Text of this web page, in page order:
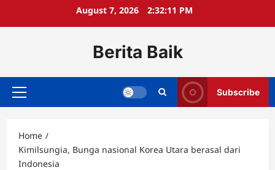
August 7, 2026 2:32:11 PM
Berita Baik
Primary
Subscribe
Home
Kimilsungia, Bunga nasional Korea Utara berasal dari
Indonesia